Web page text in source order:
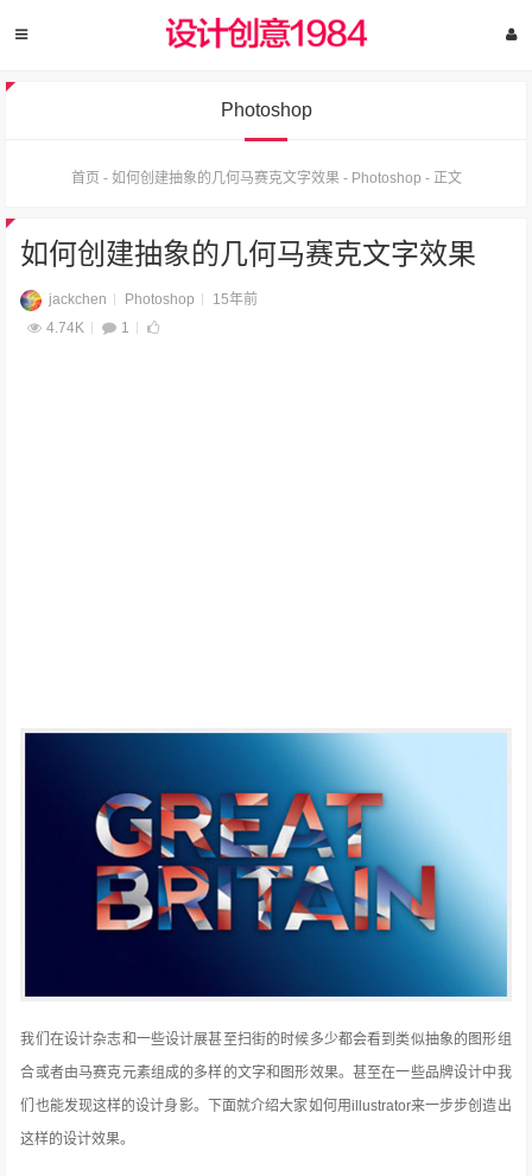
Photoshop
首页 - 如何创建抽象的几何马赛克文字效果 - Photoshop - 正文
如何创建抽象的几何马赛克文字效果
jackchen Photoshop
15年前
4.74K
1
我们在设计杂志和一些设计展甚至扫街的时候多少都会看到类似抽象的图形组
合或者由马赛克元素组成的多样的文字和图形效果。甚至在一些品牌设计中我
们也能发现这样的设计身影。下面就介绍大家如何用illustrator来一步步创造出
这样的设计效果。